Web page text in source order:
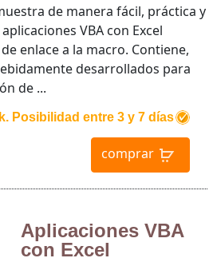
Posibilidad entre 3 y 7 días
comprar
de manera fácil, práctica y
VBA con Excel
enlace a la macro. Contiene,
desarrollados para
de ...
Aplicaciones VBA
con Excel